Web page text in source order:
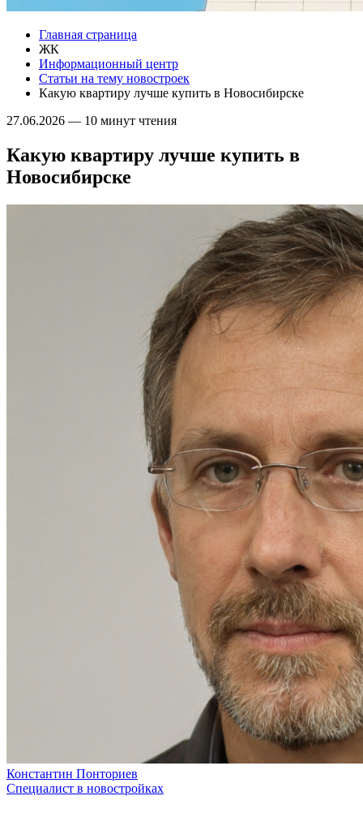
Главная страница
ЖК
Информационный центр
Статьи на тему новостроек
Какую квартиру лучше купить в Новосибирске
27.06.2026 — 10 минут чтения
Какую квартиру лучше купить в
Новосибирске
Константин Понториев
Специалист в новостройках